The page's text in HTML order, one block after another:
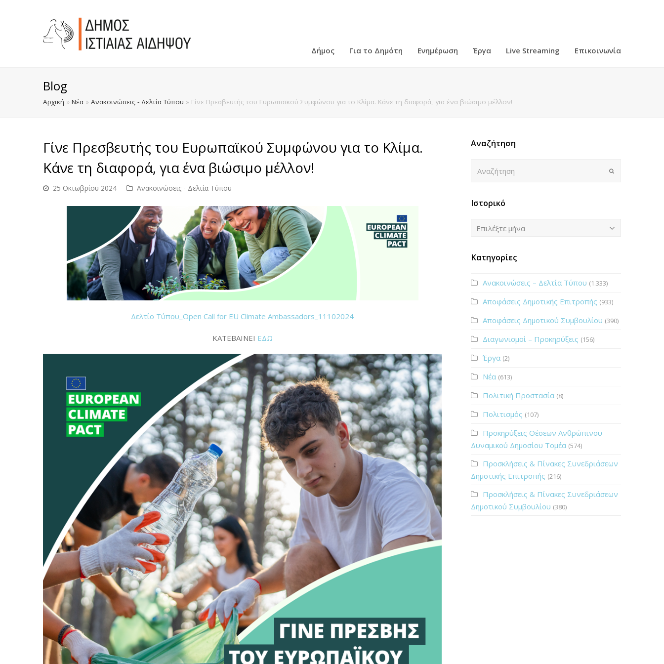
Δήμος Για το Δημότη Ενημέρωση Έργα Live Streaming Επικοινωνία
Blog
Αρχική » Νέα » Ανακοινώσεις - Δελτία Τύπου » Γίνε Πρεσβευτής του Ευρωπαϊκού Συμφώνου για το Κλίμα. Κάνε τη διαφορά, για ένα βιώσιμο μέλλον!
Γίνε Πρεσβευτής του Ευρωπαϊκού Συμφώνου για το Κλίμα.
Κάνε τη διαφορά, για ένα βιώσιμο μέλλον!
25 Οκτωβρίου 2024 Ανακοινώσεις - Δελτία Τύπου
Δελτίο Τύπου_Open Call for EU Climate Ambassadors_11102024
ΚΑΤΕΒΑΙΝΕΙ ΕΔΩ
Αναζήτηση
Ιστορικό
Ιστορικό
Επιλέξτε μήνα
Κατηγορίες
Ανακοινώσεις – Δελτία Τύπου (1.333)
Αποφάσεις Δημοτικής Επιτροπής (933)
Αποφάσεις Δημοτικού Συμβουλίου (390)
Διαγωνισμοί – Προκηρύξεις (156)
Έργα (2)
Νέα (613)
Πολιτική Προστασία (8)
Πολιτισμός (107)
Προκηρύξεις Θέσεων Ανθρώπινου
Δυναμικού Δημοσίου Τομέα (574)
Προσκλήσεις & Πίνακες Συνεδριάσεων
Δημοτικής Επιτροπής (216)
Προσκλήσεις & Πίνακες Συνεδριάσεων
Δημοτικού Συμβουλίου (380)